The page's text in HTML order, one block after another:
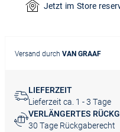
Jetzt im Store
Versand durch VAN GRAAF
LIEFERZEIT
Lieferzeit ca. 1 - 3 Tage
VERLÄNGERTES
30 Tage Rückgaberecht